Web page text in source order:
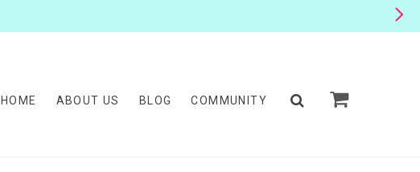
HOME ABOUT US BLOG COMMUNITY